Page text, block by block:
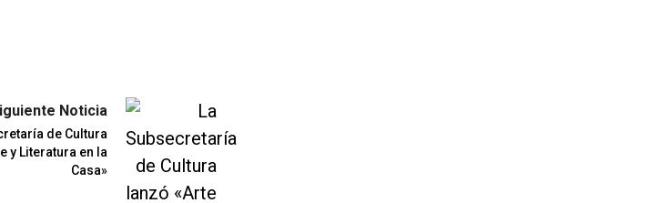
Noticia
de Cultura
y Literatura en la
Casa»